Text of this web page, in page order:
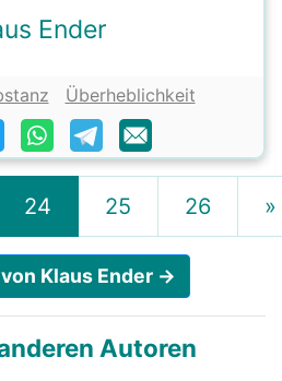
Ender
Überheblichkeit
24 25 26 »
Klaus Ender →
Autoren